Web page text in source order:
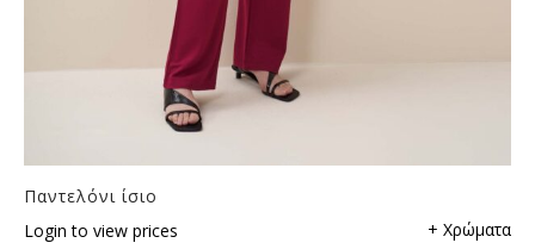
Παντελόνι ίσιο
Login to view prices
+ Χρώματα